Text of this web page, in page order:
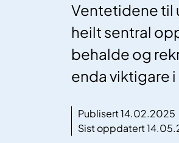
Ventetidene til
heilt sentral
behalde og
enda viktigare
Publisert 14.02.2025
Sist oppdatert